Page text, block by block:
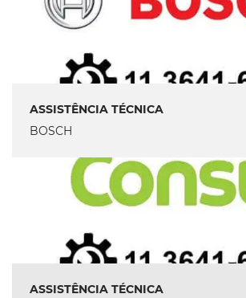
ASSISTÊNCIA TÉCNICA
BOSCH
ASSISTÊNCIA TÉCNICA